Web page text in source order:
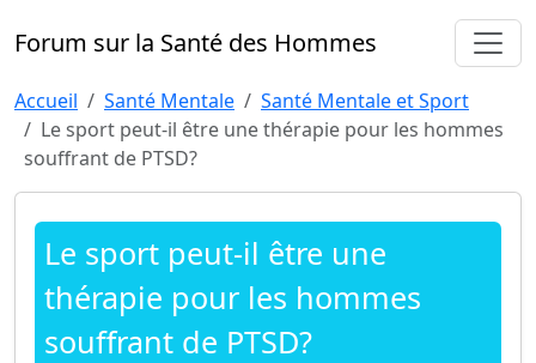
Forum sur la Santé des Hommes
Accueil Santé Mentale
Santé Mentale et Sport
Le sport peut-il être une thérapie pour les hommes
souffrant de PTSD?
Le sport peut-il être une
thérapie pour les hommes
souffrant de PTSD?